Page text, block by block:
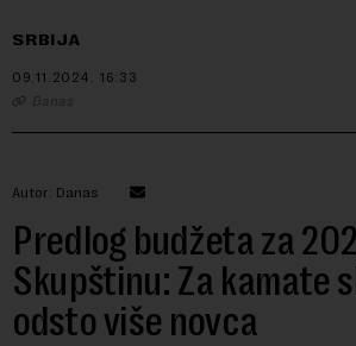
SRBIJA
09.11.2024. 16:33
Danas
Autor: Danas
Predlog budžeta za
Skupštinu: Za kamate
odsto više novca